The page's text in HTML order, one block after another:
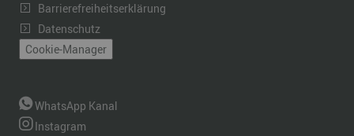
Barrierefreiheitserklärung
Datenschutz
Cookie-Manager
WhatsApp Kanal
Instagram